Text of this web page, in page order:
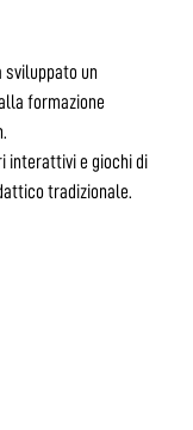
sviluppato un
formazione
interattivi e giochi di
tradizionale.